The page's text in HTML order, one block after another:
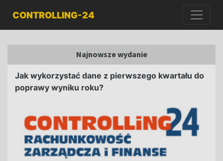
CONTROLLING-24
Najnowsze wydanie
Jak wykorzystać dane z pierwszego kwartału do
poprawy wyniku roku?